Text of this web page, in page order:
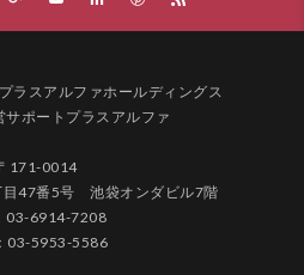
ラスアルファホールディングス
サポートプラスアルファ
171-0014
目47番5号 池袋オンダビル7階
03-6914-7208
03-5953-5586